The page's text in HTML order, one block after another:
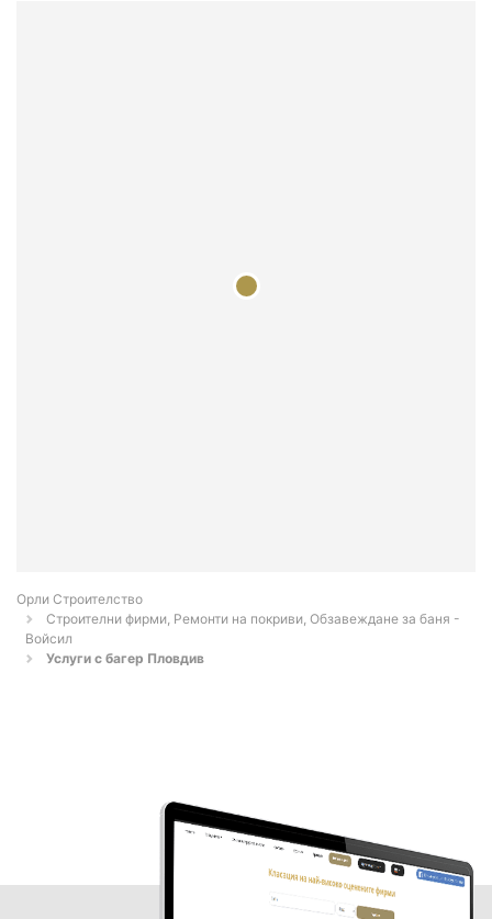
Орли Строителство
Строителни фирми, Ремонти на покриви, Обзавеждане за баня -
Войсил
Услуги с багер Пловдив